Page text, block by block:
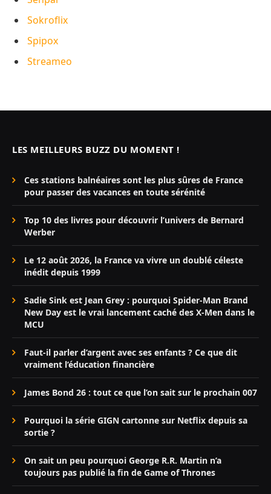
Sokroflix
Spipox
Streameo
LES MEILLEURS BUZZ DU MOMENT !
Ces stations balnéaires sont les plus sûres de France
pour passer des vacances en toute sérénité
Top 10 des livres pour découvrir l’univers de Bernard
Werber
Le 12 août 2026, la France va vivre un doublé céleste
inédit depuis 1999
Sadie Sink est Jean Grey : pourquoi Spider-Man Brand
New Day est le vrai lancement caché des X-Men dans le
MCU
Faut-il parler d’argent avec ses enfants ? Ce que dit
vraiment l’éducation financière
James Bond 26 : tout ce que l’on sait sur le prochain 007
Pourquoi la série GIGN cartonne sur Netflix depuis sa
sortie ?
On sait un peu pourquoi George R.R. Martin n’a
toujours pas publié la fin de Game of Thrones